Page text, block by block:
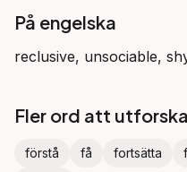
På engelska
reclusive, unsociable,
Fler ord att utforska
förstå få fortsätta